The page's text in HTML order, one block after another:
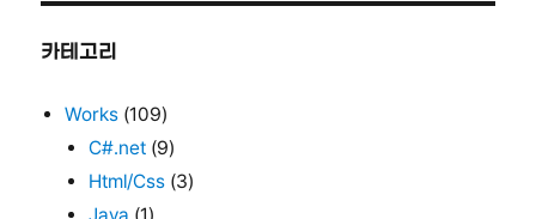
카테고리
Works (109)
C#.net (9)
Html/Css (3)